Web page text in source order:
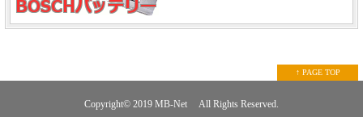
↑ PAGE TOP
Copyright© 2019 MB-Net All Rights Reserved.